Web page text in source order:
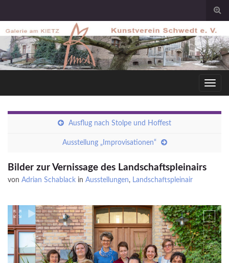
Ausflug nach Stolpe und Hoffest
Ausstellung „Improvisationen“
Bilder zur Vernissage des Landschaftspleinairs
von Adrian Schablack in Ausstellungen, Landschaftspleinair